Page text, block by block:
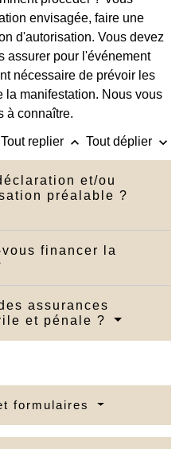
envisagée, faire une
d'autorisation. Vous devez
assurer pour l'événement
nécessaire de prévoir les
la manifestation. Nous vous
à connaître.
Tout replier keyboard_arrow_up Tout déplier keyboard_arrow_down
et/ou
préalable ?
financer la
assurances
et pénale ?
formulaires